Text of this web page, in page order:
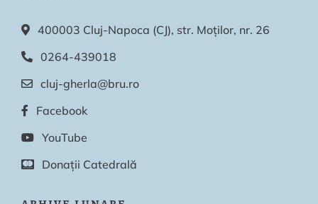
400003 Cluj-Napoca (CJ), str. Moților, nr. 26
0264-439018
cluj-gherla@bru.ro
Facebook
YouTube
Donații Catedrală